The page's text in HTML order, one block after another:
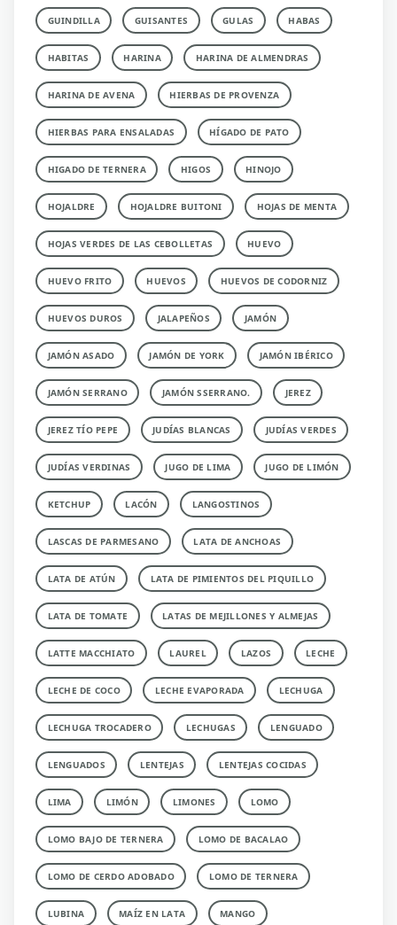
GUINDILLA GUISANTES GULAS HABAS
HABITAS HARINA HARINA DE ALMENDRAS
HARINA DE AVENA HIERBAS DE PROVENZA
HIERBAS PARA ENSALADAS HÍGADO DE PATO
HIGADO DE TERNERA HIGOS HINOJO
HOJALDRE HOJALDRE BUITONI HOJAS DE MENTA
HOJAS VERDES DE LAS CEBOLLETAS HUEVO
HUEVO FRITO HUEVOS HUEVOS DE CODORNIZ
HUEVOS DUROS JALAPEÑOS JAMÓN
JAMÓN ASADO JAMÓN DE YORK JAMÓN IBÉRICO
JAMÓN SERRANO JAMÓN SSERRANO. JEREZ
JEREZ TÍO PEPE JUDÍAS BLANCAS JUDÍAS VERDES
JUDÍAS VERDINAS JUGO DE LIMA JUGO DE LIMÓN
KETCHUP LACÓN LANGOSTINOS
LASCAS DE PARMESANO LATA DE ANCHOAS
LATA DE ATÚN LATA DE PIMIENTOS DEL PIQUILLO
LATA DE TOMATE LATAS DE MEJILLONES Y ALMEJAS
LATTE MACCHIATO LAUREL LAZOS LECHE
LECHE DE COCO LECHE EVAPORADA LECHUGA
LECHUGA TROCADERO LECHUGAS LENGUADO
LENGUADOS LENTEJAS LENTEJAS COCIDAS
LIMA LIMÓN LIMONES LOMO
LOMO BAJO DE TERNERA LOMO DE BACALAO
LOMO DE CERDO ADOBADO LOMO DE TERNERA
LUBINA MAÍZ EN LATA MANGO